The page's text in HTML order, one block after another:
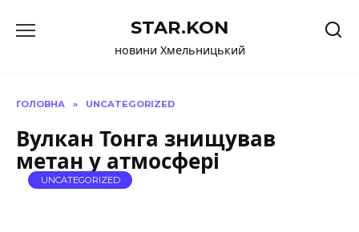
до
STAR.KON
новини Хмельницький
ГОЛОВНА » UNCATEGORIZED
Вулкан Тонга знищував
метан у атмосфері
UNCATEGORIZED